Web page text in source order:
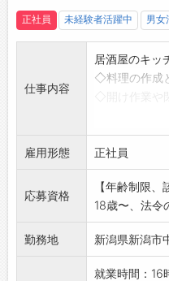
正社員 未経験者活躍中 男女
仕事内容
居酒屋のキッ
◇料理の作成
◇発注業務や
◇スタッフの
◇基礎的な衛
◇新メニュー
◇新店立ち上
など、適正に
雇用形態 正社員
応募資格
【年齢制限、
18歳〜、法令
勤務地 新潟県新潟市
就業時間：